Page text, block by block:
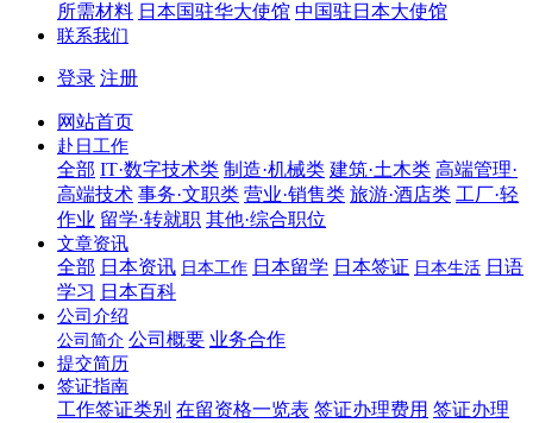
所需材料 日本国驻华大使馆 中国驻日本大使馆
联系我们
登录 注册
网站首页
赴日工作
全部 IT·数字技术类 制造·机械类 建筑·土木类 高端管理·
高端技术 事务·文职类 营业·销售类 旅游·酒店类 工厂·轻
作业 留学·转就职 其他·综合职位
文章资讯
全部 日本资讯 日本工作 日本留学 日本签证 日本生活 日语
学习 日本百科
公司介绍
公司简介 公司概要 业务合作
提交简历
签证指南
工作签证类别 在留资格一览表 签证办理费用 签证办理